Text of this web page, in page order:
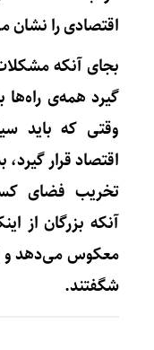
اقتصادی را نشان
بجای آنکه
گیرد همه‌ی
وقتی که باید
اقتصاد قرار
تخریب فضای
آنکه بزرگان از
معکوس می‌دهد و
شگفتند.